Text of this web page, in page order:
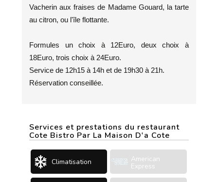
Vacherin aux fraises de Madame Gouard, la tarte
au citron, ou l'île flottante.
Formules un choix à 12Euro, deux choix à
18Euro, trois choix à 24Euro.
Service de 12h15 à 14h et de 19h30 à 21h.
Réservation conseillée.
Services et prestations du restaurant
Cote Bistro Par La Maison D'a Cote
Climatisation American
Express